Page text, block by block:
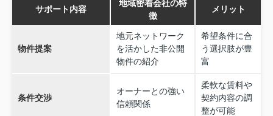
サポート内容
地域密着会社の特
徴
メリット
物件提案
地元ネットワーク
を活かした非公開
物件の紹介
希望条件に合
う選択肢が豊
富
条件交渉
オーナーとの強い
信頼関係
柔軟な賃料や
契約内容の調
整が可能